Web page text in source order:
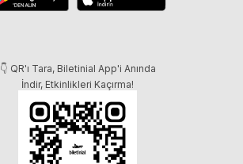
👇 QR'ı Tara, Biletinial App'i Anında
İndir, Etkinlikleri Kaçırma!